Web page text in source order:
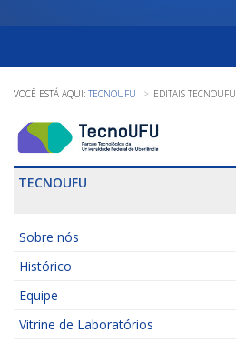
TECNOUFU EDITAIS TECNOUFU
TECNOUFU
Sobre nós
Histórico
Equipe
Vitrine de Laboratórios